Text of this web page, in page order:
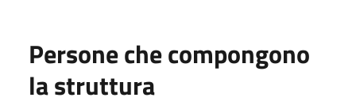
Persone che compongono
la struttura